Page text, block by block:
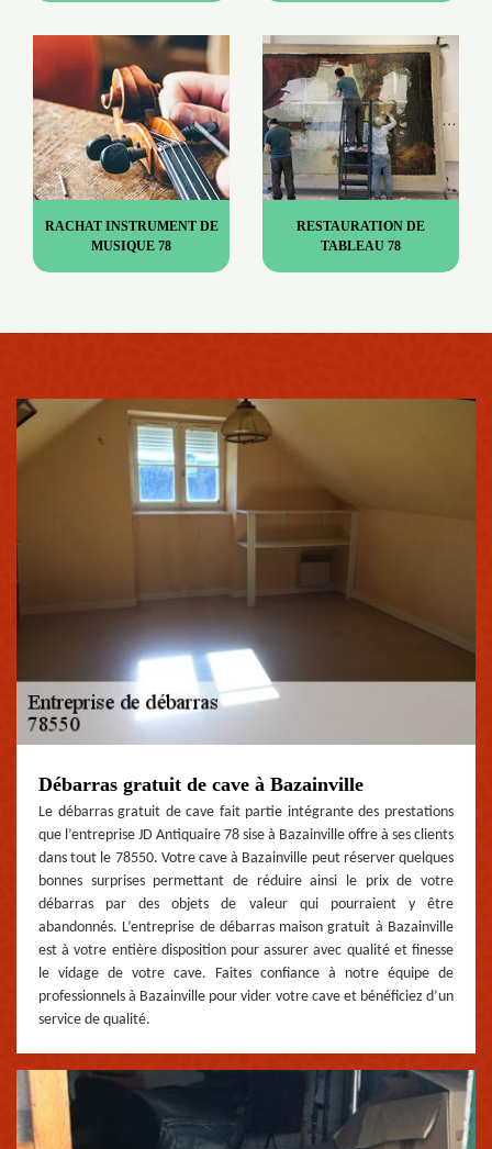
RACHAT INSTRUMENT DE
MUSIQUE 78
RESTAURATION DE
TABLEAU 78
Débarras gratuit de cave à Bazainville
Le débarras gratuit de cave fait partie intégrante des prestations
que l’entreprise JD Antiquaire 78 sise à Bazainville offre à ses clients
dans tout le 78550. Votre cave à Bazainville peut réserver quelques
bonnes surprises permettant de réduire ainsi le prix de votre
débarras par des objets de valeur qui pourraient y être
abandonnés. L’entreprise de débarras maison gratuit à Bazainville
est à votre entière disposition pour assurer avec qualité et finesse
le vidage de votre cave. Faites confiance à notre équipe de
professionnels à Bazainville pour vider votre cave et bénéficiez d’un
service de qualité.